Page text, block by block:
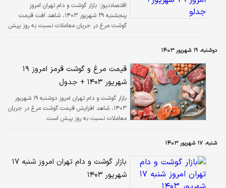
اقتصادنیوز: بازار گوشت و دام تهران امروز
پنجشنبه ۲۹ شهریور ۱۴۰۳، شاهد افت قیمت
گوشت مرغ در جریان معاملات نسبت به روز پیش
دوشنبه، ۱۹ شهریور ۱۴۰۳
قیمت مرغ و گوشت قرمز امروز ۱۹
شهریور ۱۴۰۳ + جدول
بازار گوشت و دام تهران امروز دوشنبه ۱۹ شهریور
۱۴۰۳، شاهد افزایش قیمت گوشت مرغ در جریان
معاملات نسبت به روز پیش است.
شنبه، ۱۷ شهریور ۱۴۰۳
بازار گوشت و دام تهران امروز شنبه ۱۷
شهریور ۱۴۰۳